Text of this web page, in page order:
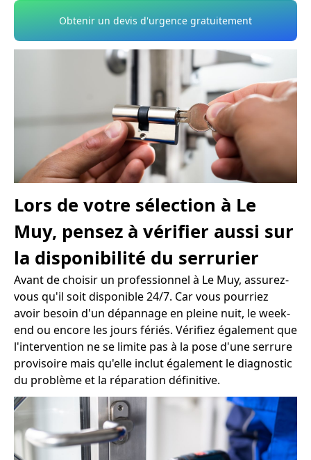
Obtenir un devis d'urgence gratuitement
Lors de votre sélection à Le
Muy, pensez à vérifier aussi sur
la disponibilité du serrurier
Avant de choisir un professionnel à Le Muy, assurez-
vous qu'il soit disponible 24/7. Car vous pourriez
avoir besoin d'un dépannage en pleine nuit, le week-
end ou encore les jours fériés. Vérifiez également que
l'intervention ne se limite pas à la pose d'une serrure
provisoire mais qu'elle inclut également le diagnostic
du problème et la réparation définitive.